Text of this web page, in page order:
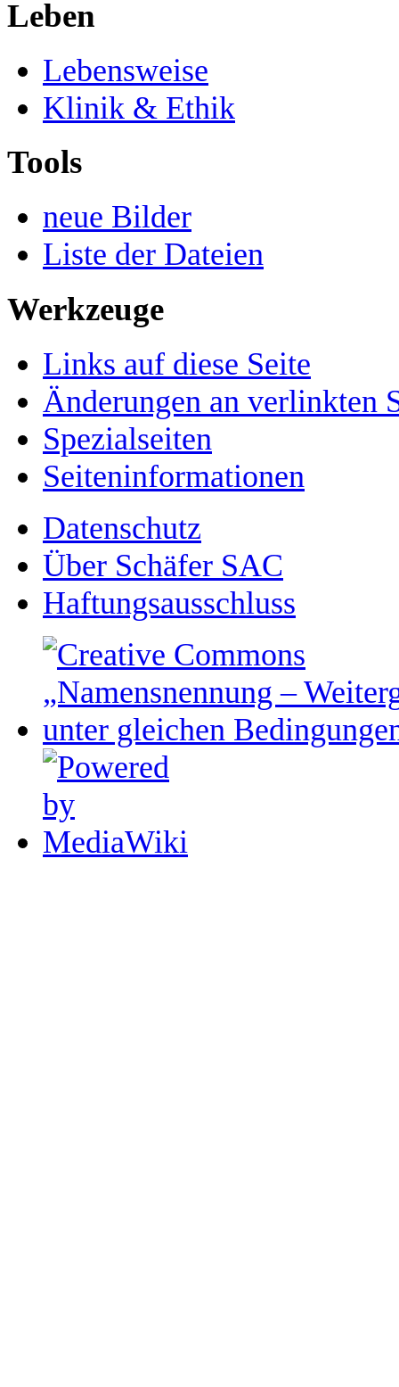
Leben
Lebensweise
Klinik & Ethik
Tools
neue Bilder
Liste der Dateien
Werkzeuge
Links auf diese Seite
Änderungen an verlinkten
Spezialseiten
Seiten­­informationen
Datenschutz
Über Schäfer SAC
Haftungsausschluss